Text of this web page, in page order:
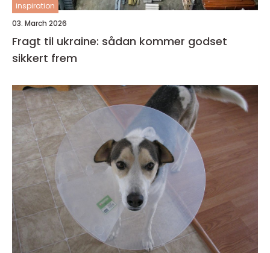
inspiration
03. March 2026
Fragt til ukraine: sådan kommer godset
sikkert frem